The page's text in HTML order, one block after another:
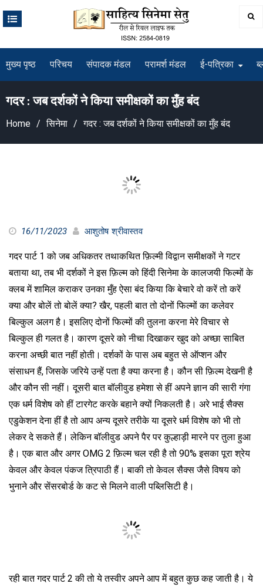
मुख्य पृष्ठ परिचय संपादक मंडल परामर्श मंडल ई-पत्रिका
गदर : जब दर्शकों ने किया समीक्षकों का मुँह बंद
Home सिनेमा गदर : जब दर्शकों ने किया समीक्षकों का मुँह बंद
16/11/2023 आशुतोष श्रीवास्तव
गदर पार्ट 1 को जब अधिकतर तथाकथित फ़िल्मी विद्वान समीक्षकों ने गटर
बताया था, तब भी दर्शकों ने इस फ़िल्म को हिंदी सिनेमा के कालजयी फिल्मों के
क्लब में शामिल कराकर उनका मुँह ऐसा बंद किया कि बेचारे वो करें तो करें
क्या और बोलें तो बोलें क्या? खैर, पहली बात तो दोनों फिल्मों का कलेवर
बिल्कुल अलग है। इसलिए दोनों फिल्मों की तुलना करना मेरे विचार से
बिल्कुल ही गलत है। कारण दूसरे को नीचा दिखाकर खुद को अच्छा साबित
करना अच्छी बात नहीं होती। दर्शकों के पास अब बहुत से ऑप्शन और
संसाधन हैं, जिसके जरिये उन्हें पता है क्या करना है। कौन सी फ़िल्म देखनी है
और कौन सी नहीं। दूसरी बात बॉलीवुड हमेशा से हीं अपने ज्ञान की सारी गंगा
एक धर्म विशेष को हीं टारगेट करके बहाने क्यों निकलती है। अरे भाई सैक्स
एडुकेशन देना हीं है तो आप अन्य दूसरे तरीके या दूसरे धर्म विशेष को भी तो
लेकर दे सकते हैं। लेकिन बॉलीवुड अपने पैर पर कुल्हाड़ी मारने पर तुला हुआ
है। एक बात और अगर OMG 2 फ़िल्म चल रही है तो 90% इसका पूरा श्रेय
केवल और केवल पंकज त्रिपाठी हैं। बाकी तो केवल सैक्स जैसे विषय को
भुनाने और सेंसरबोर्ड के कट से मिलने वाली पब्लिसिटी है।
रही बात गदर पार्ट 2 की तो ये तस्वीर अपने आप में बहुत कुछ कह जाती है। ये